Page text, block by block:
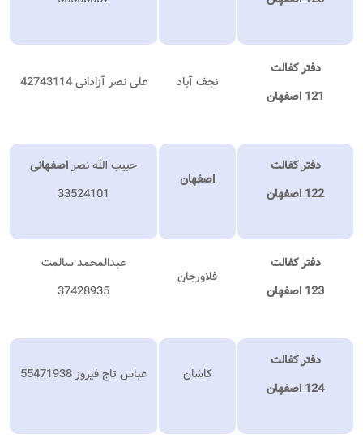
دفتر کفالت
121 اصفهان
نجف آباد علی نصر آزادانی 42743114
دفتر کفالت
122 اصفهان
اصفهان
حبیب الله نصراصفهانی
33524101
دفتر کفالت
123 اصفهان
فلاورجان
عبدالمحمد سالمت
37428935
دفتر کفالت
124 اصفهان
کاشان عباس تاج فیروز 55471938